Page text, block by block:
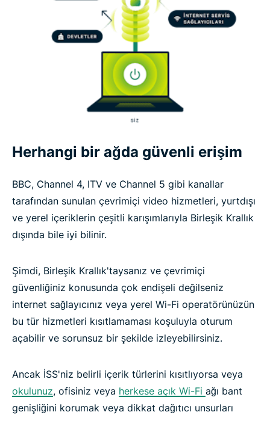
Herhangi bir ağda güvenli erişim
BBC, Channel 4, ITV ve Channel 5 gibi kanallar
tarafından sunulan çevrimiçi video hizmetleri, yurtdışı
ve yerel içeriklerin çeşitli karışımlarıyla Birleşik Krallık
dışında bile iyi bilinir.
Şimdi, Birleşik Krallık'taysanız ve çevrimiçi
güvenliğiniz konusunda çok endişeli değilseniz
internet sağlayıcınız veya yerel Wi-Fi operatörünüzün
bu tür hizmetleri kısıtlamaması koşuluyla oturum
açabilir ve sorunsuz bir şekilde izleyebilirsiniz.
Ancak İSS'niz belirli içerik türlerini kısıtlıyorsa veya
okulunuz, ofisiniz veya herkese açık Wi-Fi ağı bant
genişliğini korumak veya dikkat dağıtıcı unsurları